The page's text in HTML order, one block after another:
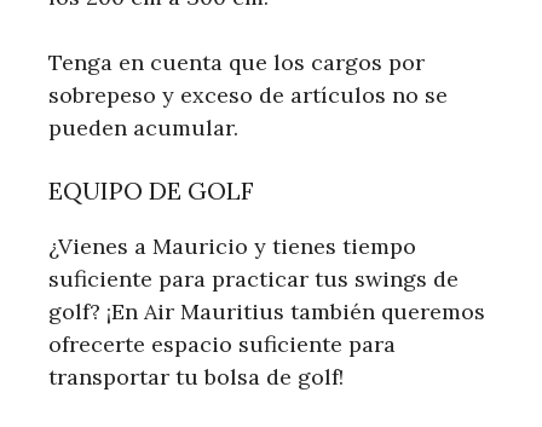
Tenga en cuenta que los cargos por
sobrepeso y exceso de artículos no se
pueden acumular.
EQUIPO DE GOLF
¿Vienes a Mauricio y tienes tiempo
suficiente para practicar tus swings de
golf? ¡En Air Mauritius también queremos
ofrecerte espacio suficiente para
transportar tu bolsa de golf!